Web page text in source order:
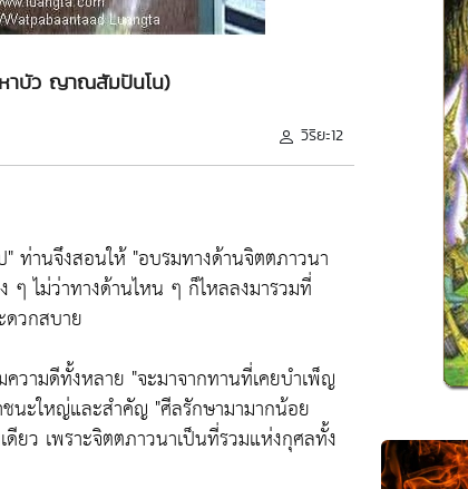
าบัว ญาณสัมปันโน)
วิริยะ12
"ท่านจึงสอนให้"อบรมทางด้านจิตตภาวนา
ๆ ไม่ว่าทางด้านไหน ๆ ก็ไหลลงมารวมที่
วกสบาย
วามดีทั้งหลาย "จะมาจากทานที่เคยบำเพ็ญ
นะใหญ่และสำคัญ "ศีลรักษามามากน้อย
ยว เพราะจิตตภาวนาเป็นที่รวมแห่งกุศลทั้ง